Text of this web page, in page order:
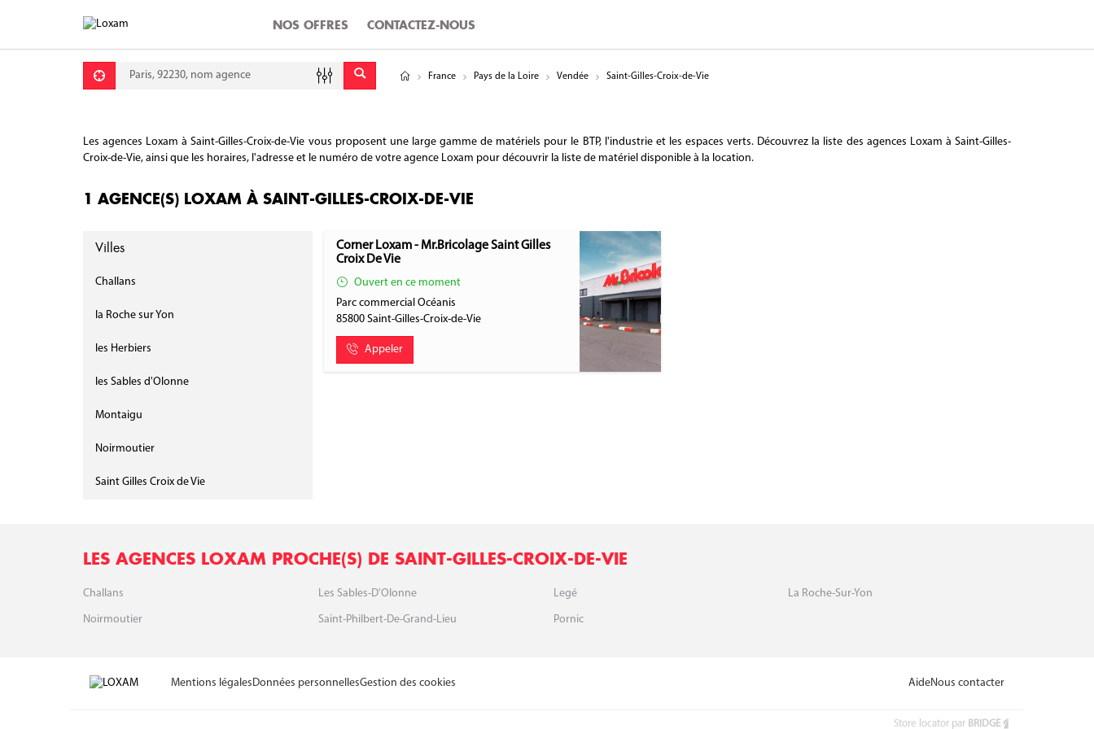
NOS OFFRES CONTACTEZ-NOUS
Requête Latitude
Longitude
France Pays de la Loire Vendée Saint-Gilles-Croix-de-Vie
Les agences Loxam à Saint-Gilles-Croix-de-Vie vous proposent une large gamme de matériels pour le BTP, l'industrie et les espaces verts. Découvrez la liste des agences Loxam à Saint-Gilles-
Croix-de-Vie, ainsi que les horaires, l'adresse et le numéro de votre agence Loxam pour découvrir la liste de matériel disponible à la location.
1 AGENCE(S) LOXAM À SAINT-GILLES-CROIX-DE-VIE
Villes
Challans
la Roche sur Yon
les Herbiers
les Sables d'Olonne
Montaigu
Noirmoutier
Saint Gilles Croix de Vie
Corner Loxam - Mr.Bricolage Saint Gilles
Croix De Vie
Ouvert en ce moment
Parc commercial Océanis
85800 Saint-Gilles-Croix-de-Vie
Appeler
LES AGENCES LOXAM PROCHE(S) DE SAINT-GILLES-CROIX-DE-VIE
Challans Les Sables-D'Olonne Legé La Roche-Sur-Yon
Noirmoutier Saint-Philbert-De-Grand-Lieu Pornic
Mentions légalesDonnées personnellesGestion des cookies AideNous contacter
Store locator par BRIDGE